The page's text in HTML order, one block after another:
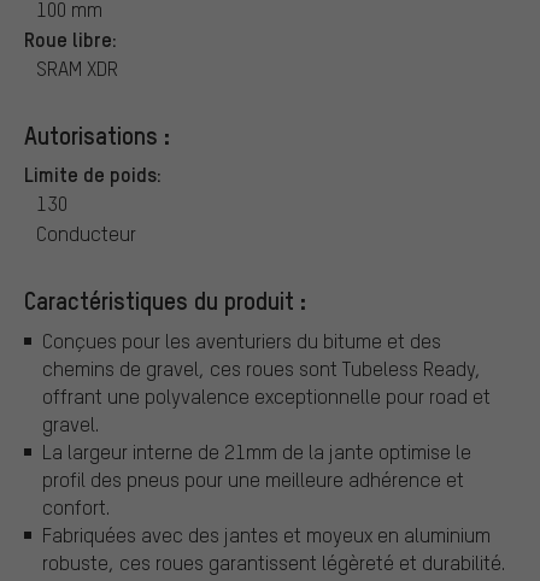
100 mm
Roue libre:
SRAM XDR
Autorisations :
Limite de poids:
130
Conducteur
Caractéristiques du produit :
Conçues pour les aventuriers du bitume et des
chemins de gravel, ces roues sont Tubeless Ready,
offrant une polyvalence exceptionnelle pour road et
gravel.
La largeur interne de 21mm de la jante optimise le
profil des pneus pour une meilleure adhérence et
confort.
Fabriquées avec des jantes et moyeux en aluminium
robuste, ces roues garantissent légèreté et durabilité.